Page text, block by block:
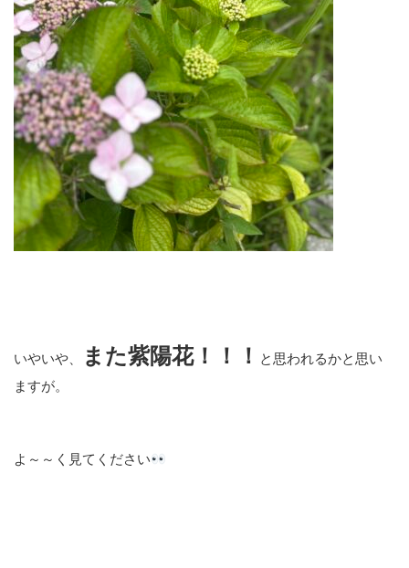
いやいや、 また紫陽花！！！
と思われるかと思い
ますが。
よ～～く見てください